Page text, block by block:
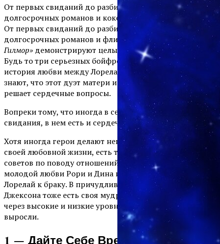
От первых свиданий до разбитых сердец,
долгосрочных романов и кокетливых переписок.
От первых свиданий до разбитого сердца,
долгосрочных романов и флирт-шуток,
«Девочки
Гилмор» демонстрируют целый спектр опыта свиданий.
Будь то три серьезных бойфренда Рори или эпическая
история любви между Лорелай и Люком, поклонники
знают, что этот дуэт матери и дочери регулярно
решает сердечные вопросы.
Вопреки тому, что иногда в сериале бывают серьезные
свидания, в нем есть и сердечные дела.
Хотя иногда герои делают неправильный выбор в
своей любовной жизни, есть также несколько хороших
советов по поводу отношений, которые можно взять из
молодой любви Рори и Дина или долгого пути Люка и
Лорелай к браку. В причудливом романе Сьюки и
Джексона тоже есть своя мудрость. Эти герои прошли
через высокие и низкие уровни любви и в результате
выросли.